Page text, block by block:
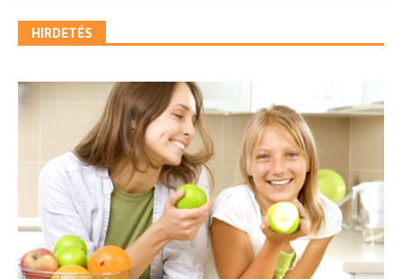
HIRDETÉS